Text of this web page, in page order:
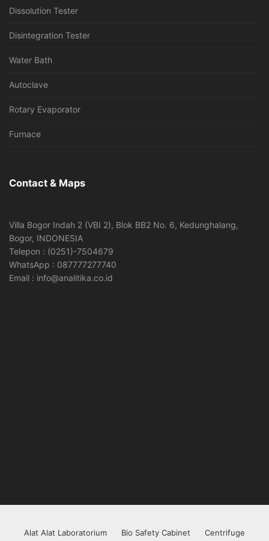
Dissolution Tester
Disintegration Tester
Water Bath
Autoclave
Rotary Evaporator
Furnace
Contact & Maps
Villa Bogor Indah 2 (VBI 2), Blok BB2 No. 6, Kedunghalang,
Bogor, INDONESIA
Telepon : (0251)-7504679
WhatsApp : 087777277740
Email : info@analitika.co.id
Alat Alat Laboratorium Bio Safety Cabinet Centrifuge